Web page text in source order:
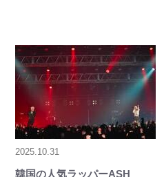
2025.10.31
韓国の人気ラッパーASH